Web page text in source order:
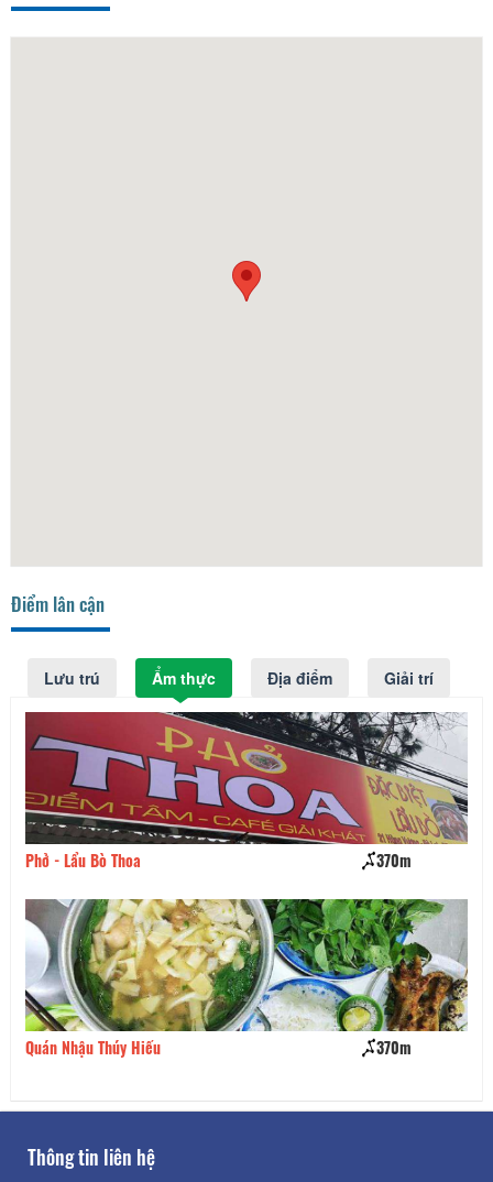
Điểm lân cận
Lưu trú Ẩm thực Địa điểm Giải trí
Phở - Lẩu Bò Thoa 370m
Quán Nhậu Thúy Hiếu 370m
Thông tin liên hệ